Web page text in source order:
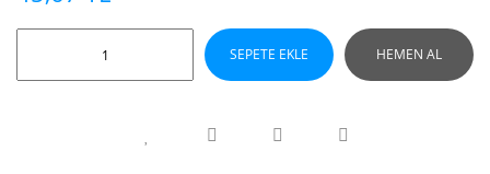
SEPETE EKLE HEMEN AL